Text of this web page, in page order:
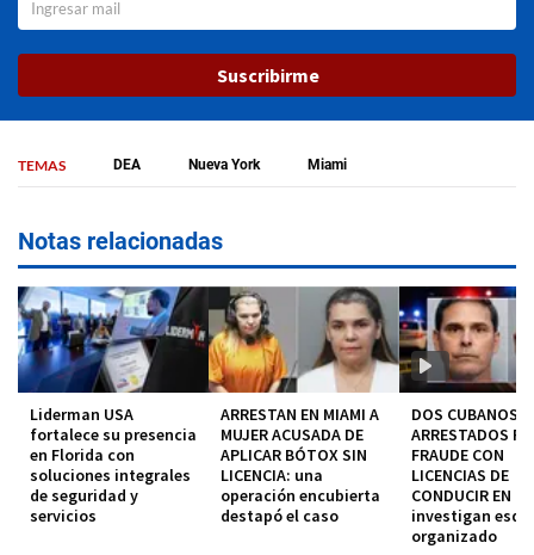
Suscribirme
TEMAS DEA Nueva York Miami
Notas relacionadas
Liderman USA
fortalece su presencia
en Florida con
soluciones integrales
de seguridad y
servicios
ARRESTAN EN MIAMI A
MUJER ACUSADA DE
APLICAR BÓTOX SIN
LICENCIA: una
operación encubierta
destapó el caso
DOS CUBANOS
ARRESTADOS
FRAUDE CON
LICENCIAS DE
CONDUCIR EN
investigan
organizado